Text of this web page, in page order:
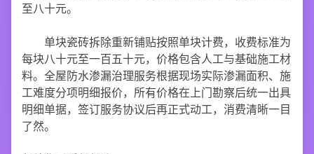
至八十元。
单块瓷砖拆除重新铺贴按照单块计费，收费标准为
每块八十元至一百五十元，价格包含人工与基础施工材
料。全屋防水渗漏治理服务根据现场实际渗漏面积、施
工难度分项明细报价，所有价格在上门勘察后统一出具
明细单据，签订服务协议后再正式动工，消费清晰一目
了然。